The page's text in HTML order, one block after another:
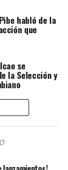
habló de la
que
se
la Selección y